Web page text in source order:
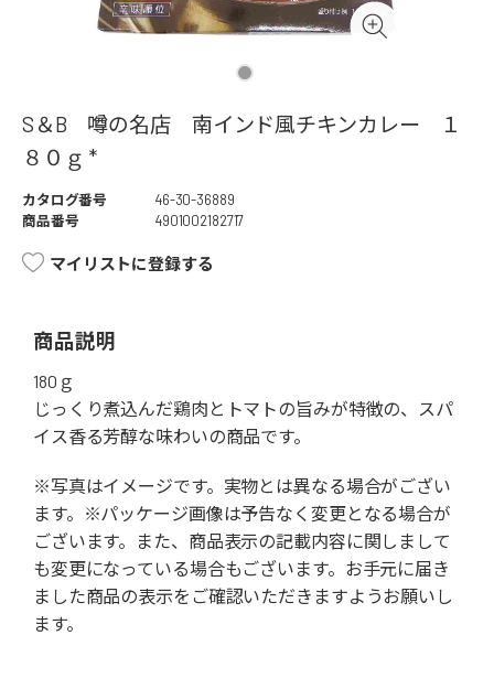
S＆B 噂の名店 南インド風チキンカレー １
８０ｇ *
カタログ番号
46-30-36889
商品番号
4901002182717
マイリストに登録する
商品説明
180ｇ
じっくり煮込んだ鶏肉とトマトの旨みが特徴の、スパ
イス香る芳醇な味わいの商品です。
※写真はイメージです。実物とは異なる場合がござい
ます。※パッケージ画像は予告なく変更となる場合が
ございます。また、商品表示の記載内容に関しまして
も変更になっている場合もございます。お手元に届き
ました商品の表示をご確認いただきますようお願いし
ます。